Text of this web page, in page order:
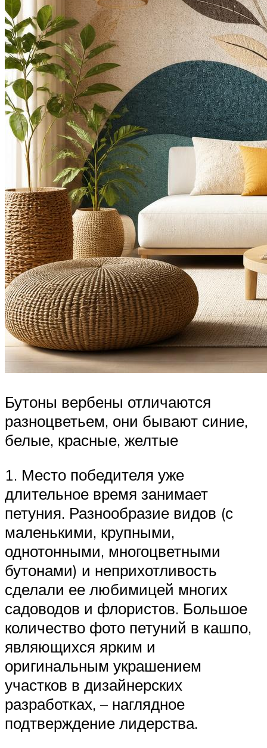
Бутоны вербены отличаются
разноцветьем, они бывают синие,
белые, красные, желтые
1. Место победителя уже
длительное время занимает
петуния. Разнообразие видов (с
маленькими, крупными,
однотонными, многоцветными
бутонами) и неприхотливость
сделали ее любимицей многих
садоводов и флористов. Большое
количество фото петуний в кашпо,
являющихся ярким и
оригинальным украшением
участков в дизайнерских
разработках, – наглядное
подтверждение лидерства.